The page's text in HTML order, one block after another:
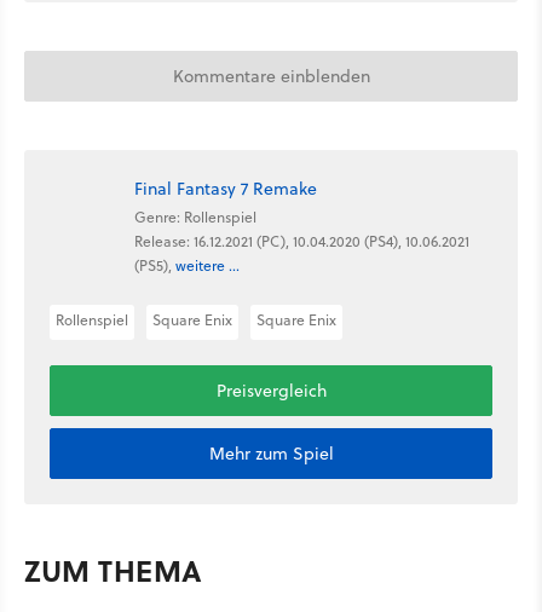
Kommentare einblenden
Final Fantasy 7 Remake
Genre: Rollenspiel
Release: 16.12.2021 (PC), 10.04.2020 (PS4), 10.06.2021
(PS5), weitere ...
Rollenspiel Square Enix Square Enix
Preisvergleich
Mehr zum Spiel
ZUM THEMA